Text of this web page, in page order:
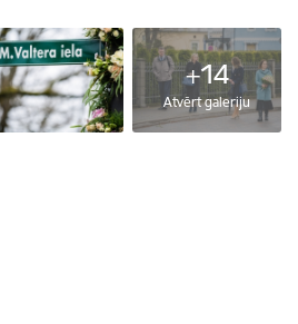
+14
Atvērt galeriju